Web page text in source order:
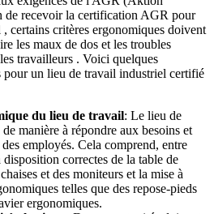
de recevoir la certification AGR pour
, certains critères ergonomiques doivent
les maux de dos et les troubles
travailleurs . Voici quelques
pour un lieu de travail industriel certifié
du lieu de travail: Le lieu de
manière à répondre aux besoins et
employés. Cela comprend, entre
disposition correctes de la table de
et des moniteurs et la mise à
telles que des repose-pieds
ergonomiques.